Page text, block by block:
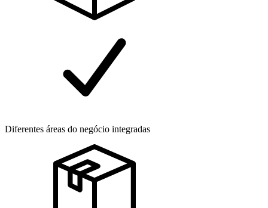
Diferentes áreas do negócio integradas